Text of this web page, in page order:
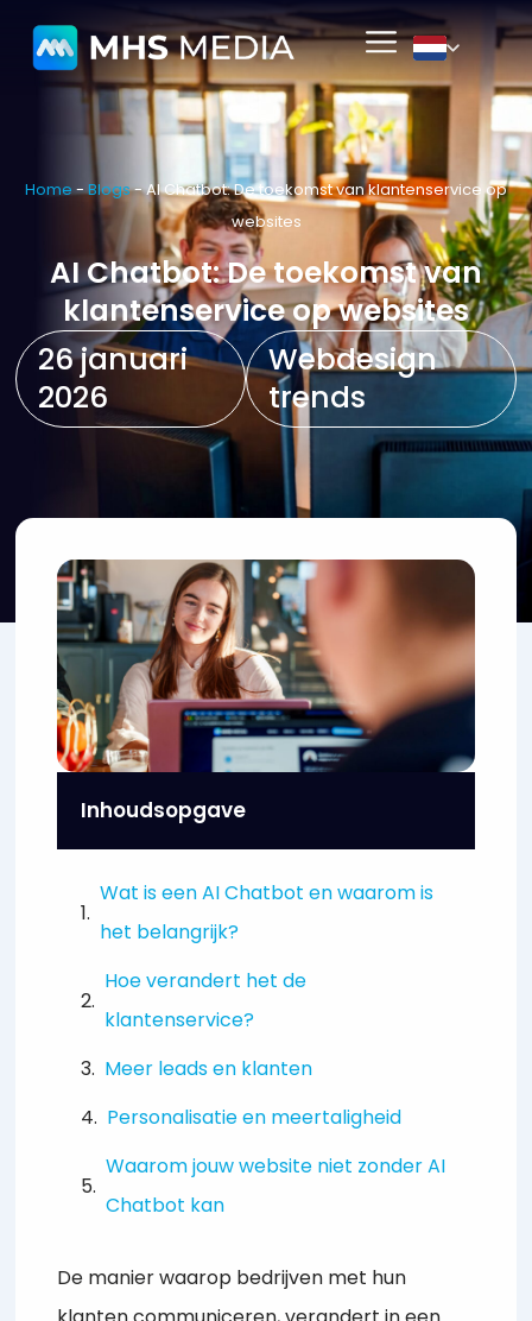
Home-Blogs-AI Chatbot: De toekomst van klantenservice op
websites
AI Chatbot: De toekomst van
klantenservice op websites
26 januari
2026
Webdesign
trends
Inhoudsopgave
Wat is een AI Chatbot en waarom is
het belangrijk?
Hoe verandert het de
klantenservice?
Meer leads en klanten
Personalisatie en meertaligheid
Waarom jouw website niet zonder AI
Chatbot kan
De manier waarop bedrijven met hun